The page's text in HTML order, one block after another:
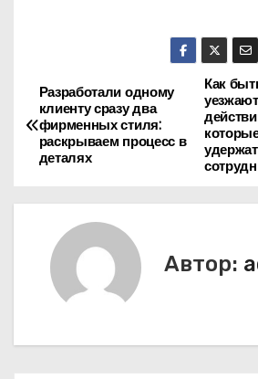
Н
а
в
и
Как
Разработали одному
клиенту сразу два
фирменных стиля:
раскрываем процесс в
деталях
Автор: